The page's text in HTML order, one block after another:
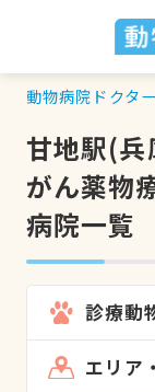
動物病院ドクタ
甘地駅(
がん薬物
病院一覧
診療動
エリア